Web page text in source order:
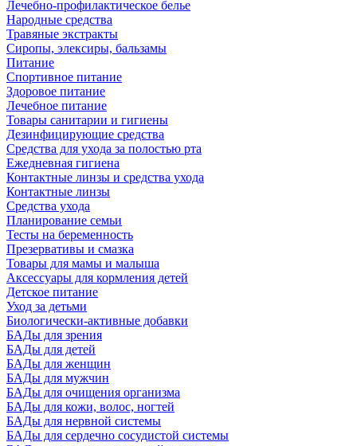
Лечебно-профилактическое белье
Народные средства
Травяные экстракты
Сиропы, элексиры, бальзамы
Питание
Спортивное питание
Здоровое питание
Лечебное питание
Товары санитарии и гигиены
Дезинфицирующие средства
Средства для ухода за полостью рта
Ежедневная гигиена
Контактные линзы и средства ухода
Контактные линзы
Средства ухода
Планирование семьи
Тесты на беременность
Презервативы и смазка
Товары для мамы и малыша
Аксессуары для кормления детей
Детское питание
Уход за детьми
Биологически-активные добавки
БАДы для зрения
БАДы для детей
БАДы для женщин
БАДы для мужчин
БАДы для очищения организма
БАДы для кожи, волос, ногтей
БАДы для нервной системы
БАДы для сердечно сосудистой системы